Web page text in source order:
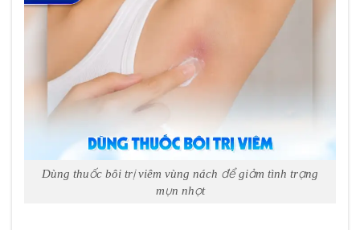
Dùng thuốc bôi trị viêm vùng nách để giảm tình trạng
mụn nhọt